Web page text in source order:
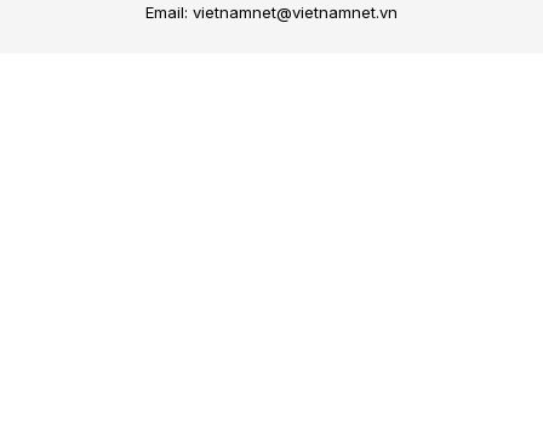
Email: vietnamnet@vietnamnet.vn